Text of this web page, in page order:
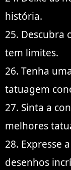
história.
25. Descubra
tem limites.
26. Tenha
tatuagem
27. Sinta a
melhores
28. Expresse
desenhos